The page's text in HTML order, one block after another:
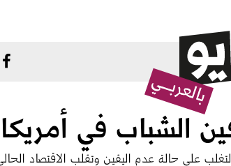
على حالة عدم اليقين وتقلب الاقتصاد